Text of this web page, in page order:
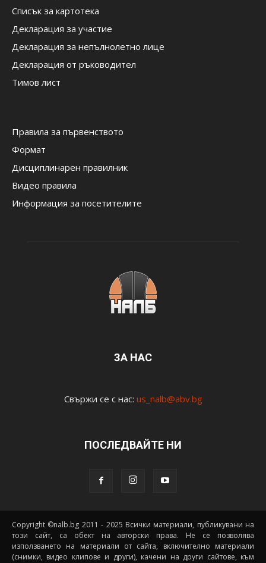
Списък за картотека
Декларация за участие
Декларация за непълнолетно лице
Декларация от ръководител
Тимов лист
Правила за първенството
Формат
Дисциплинарен правилник
Видео правила
Информация за посетителите
ЗА НАС
Свържи се с нас: us_nalb@abv.bg
ПОСЛЕДВАЙТЕ НИ
Copyright ©nalb.bg 2011 - 2025 Всички материали, публикувани на
този сайт, са обект на авторски права. Не се позволява
използването на материали от сайта, включително материали
(снимки, видео клипове и други), качени на други сайтове, към